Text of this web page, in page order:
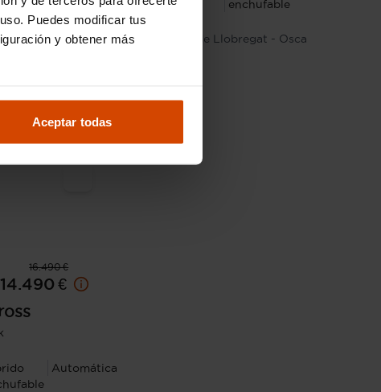
Puedes modificar tus
y obtener más
Aceptar todas
- Osca
enchufable
Sant Boi de Llobregat - Osca
16.490 €
14.490 €
Automática